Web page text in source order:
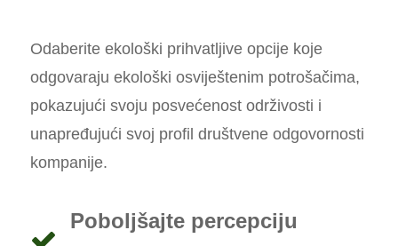
Odaberite ekološki prihvatljive opcije koje
odgovaraju ekološki osviještenim potrošačima,
pokazujući svoju posvećenost održivosti i
unapređujući svoj profil društvene odgovornosti
kompanije.
Poboljšajte percepciju